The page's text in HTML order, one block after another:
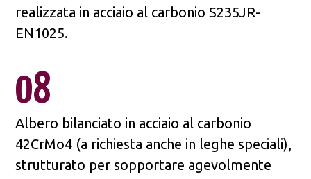
realizzata in acciaio al carbonio S235JR-
EN1025.
08
Albero bilanciato in acciaio al carbonio
42CrMo4 (a richiesta anche in leghe speciali),
strutturato per sopportare agevolmente